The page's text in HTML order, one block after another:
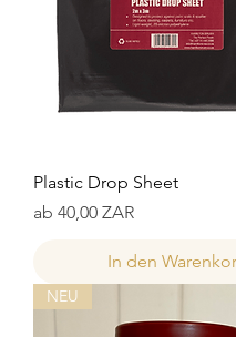
Plastic Drop Sheet
ab 40,00 ZAR
Sale-Preis
In den
NEU